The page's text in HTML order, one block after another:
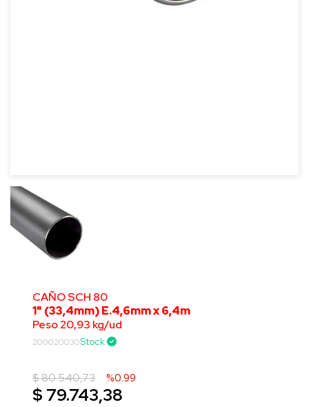
CAÑO SCH 80
1" (33,4mm) E.4,6mm x 6,4m
Peso 20,93 kg/ud
200020030Stock
$ 80.540,73 %0.99
$ 79.743,38